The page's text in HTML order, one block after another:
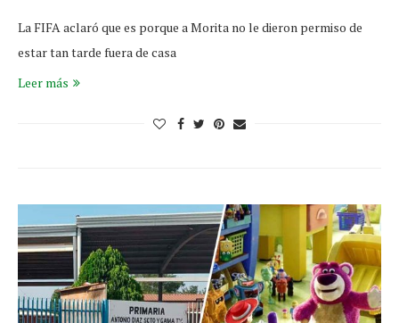
La FIFA aclaró que es porque a Morita no le dieron permiso de
estar tan tarde fuera de casa
Leer más